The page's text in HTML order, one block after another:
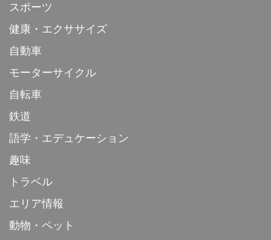
スポーツ
健康・エクササイズ
自動車
モーターサイクル
自転車
鉄道
語学・エデュケーション
趣味
トラベル
エリア情報
動物・ペット